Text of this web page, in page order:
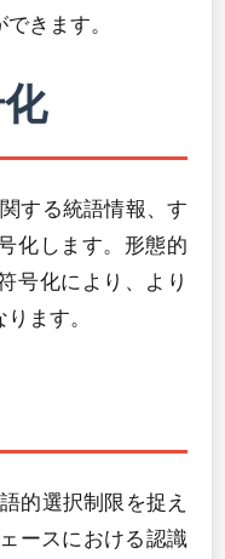
きます。
する統語情報、す
化します。形態的
号化により、より
ます。
的選択制限を捉え
ースにおける認識